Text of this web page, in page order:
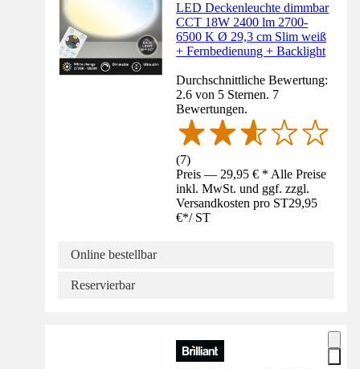
LED Deckenleuchte dimmbar
CCT 18W 2400 lm 2700-
6500 K Ø 29,3 cm Slim weiß
+ Fernbedienung + Backlight
Durchschnittliche Bewertung:
2.6 von 5 Sternen. 7
Bewertungen.
(7)
Preis — 29,95 € * Alle Preise
inkl. MwSt. und ggf. zzgl.
Versandkosten pro ST29,95
€*/ ST
Online bestellbar
Reservierbar